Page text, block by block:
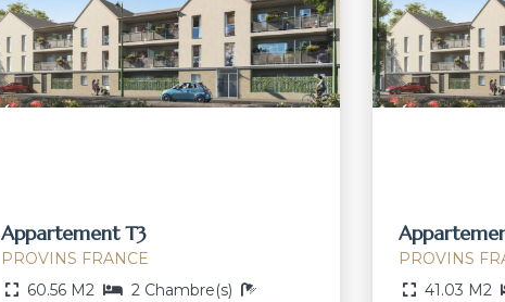
Appartement T3
PROVINS FRANCE
60.56 M2
2 Chambre(s)
PROVINS
41.03 M2